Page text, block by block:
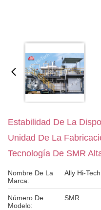
Estabilidad De La
Unidad De La
Tecnología De SMR
Nombre De La
Marca:
Ally Hi-Tech
Número De
Modelo:
SMR